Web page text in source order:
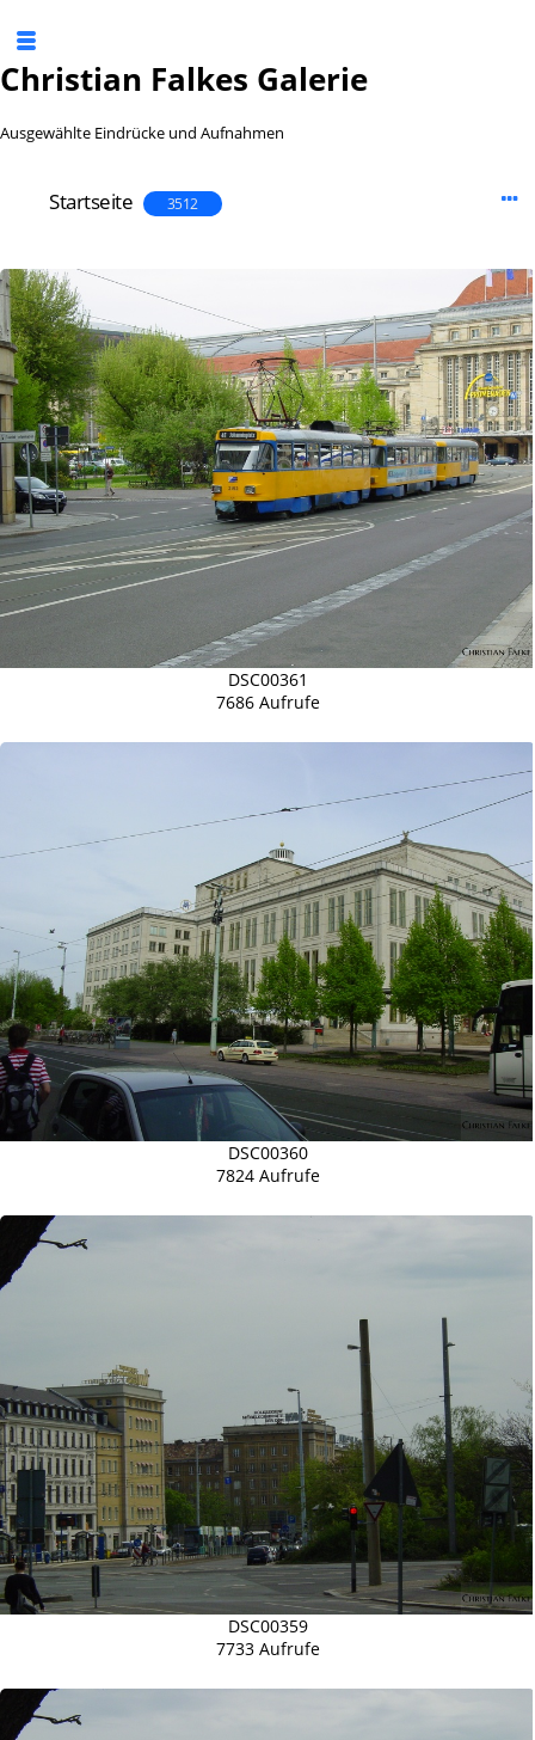
Christian Falkes Galerie
Ausgewählte Eindrücke und Aufnahmen
Startseite 3512
DSC00361
7686 Aufrufe
DSC00360
7824 Aufrufe
DSC00359
7733 Aufrufe